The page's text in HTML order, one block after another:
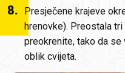
8.
Presječene krajeve
hrenovke). Preostala
preokrenite, tako da se
oblik cvijeta.